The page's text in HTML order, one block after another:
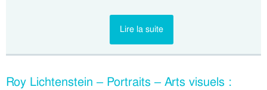
Lire la suite
Roy Lichtenstein – Portraits – Arts visuels :